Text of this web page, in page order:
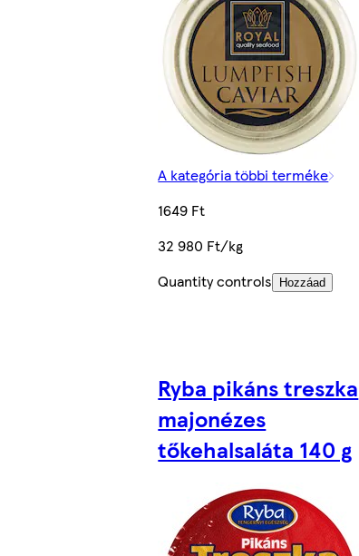
A kategória többi terméke
1649 Ft
32 980 Ft/kg
Quantity controls
Hozzáad
Ryba pikáns treszka
majonézes
tőkehalsaláta 140 g